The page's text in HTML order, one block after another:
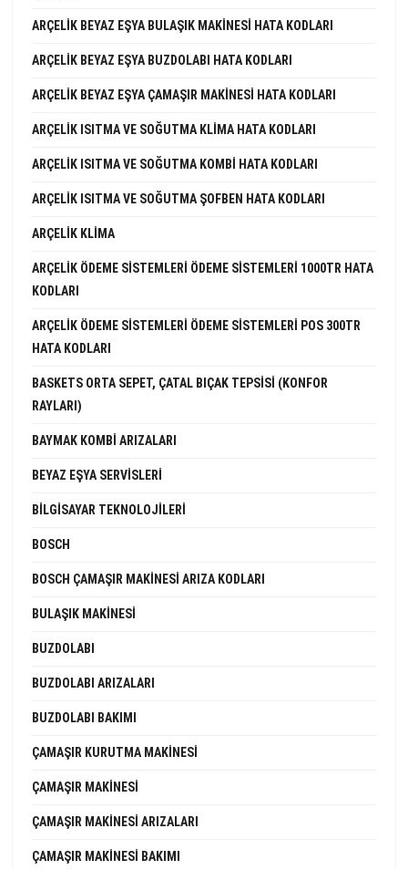
ARÇELIK BEYAZ EŞYA BULAŞIK MAKINESI HATA KODLARI
ARÇELIK BEYAZ EŞYA BUZDOLABI HATA KODLARI
ARÇELIK BEYAZ EŞYA ÇAMAŞIR MAKINESI HATA KODLARI
ARÇELIK ISITMA VE SOĞUTMA KLIMA HATA KODLARI
ARÇELIK ISITMA VE SOĞUTMA KOMBI HATA KODLARI
ARÇELIK ISITMA VE SOĞUTMA ŞOFBEN HATA KODLARI
ARÇELIK KLIMA
ARÇELIK ÖDEME SISTEMLERI ÖDEME SISTEMLERI 1000TR HATA
KODLARI
ARÇELIK ÖDEME SISTEMLERI ÖDEME SISTEMLERI POS 300TR
HATA KODLARI
BASKETS ORTA SEPET, ÇATAL BIÇAK TEPSISI (KONFOR
RAYLARI)
BAYMAK KOMBI ARIZALARI
BEYAZ EŞYA SERVISLERI
BILGISAYAR TEKNOLOJILERI
BOSCH
BOSCH ÇAMAŞIR MAKINESI ARIZA KODLARI
BULAŞIK MAKINESI
BUZDOLABI
BUZDOLABI ARIZALARI
BUZDOLABI BAKIMI
ÇAMAŞIR KURUTMA MAKINESI
ÇAMAŞIR MAKINESI
ÇAMAŞIR MAKINESI ARIZALARI
ÇAMAŞIR MAKINESI BAKIMI